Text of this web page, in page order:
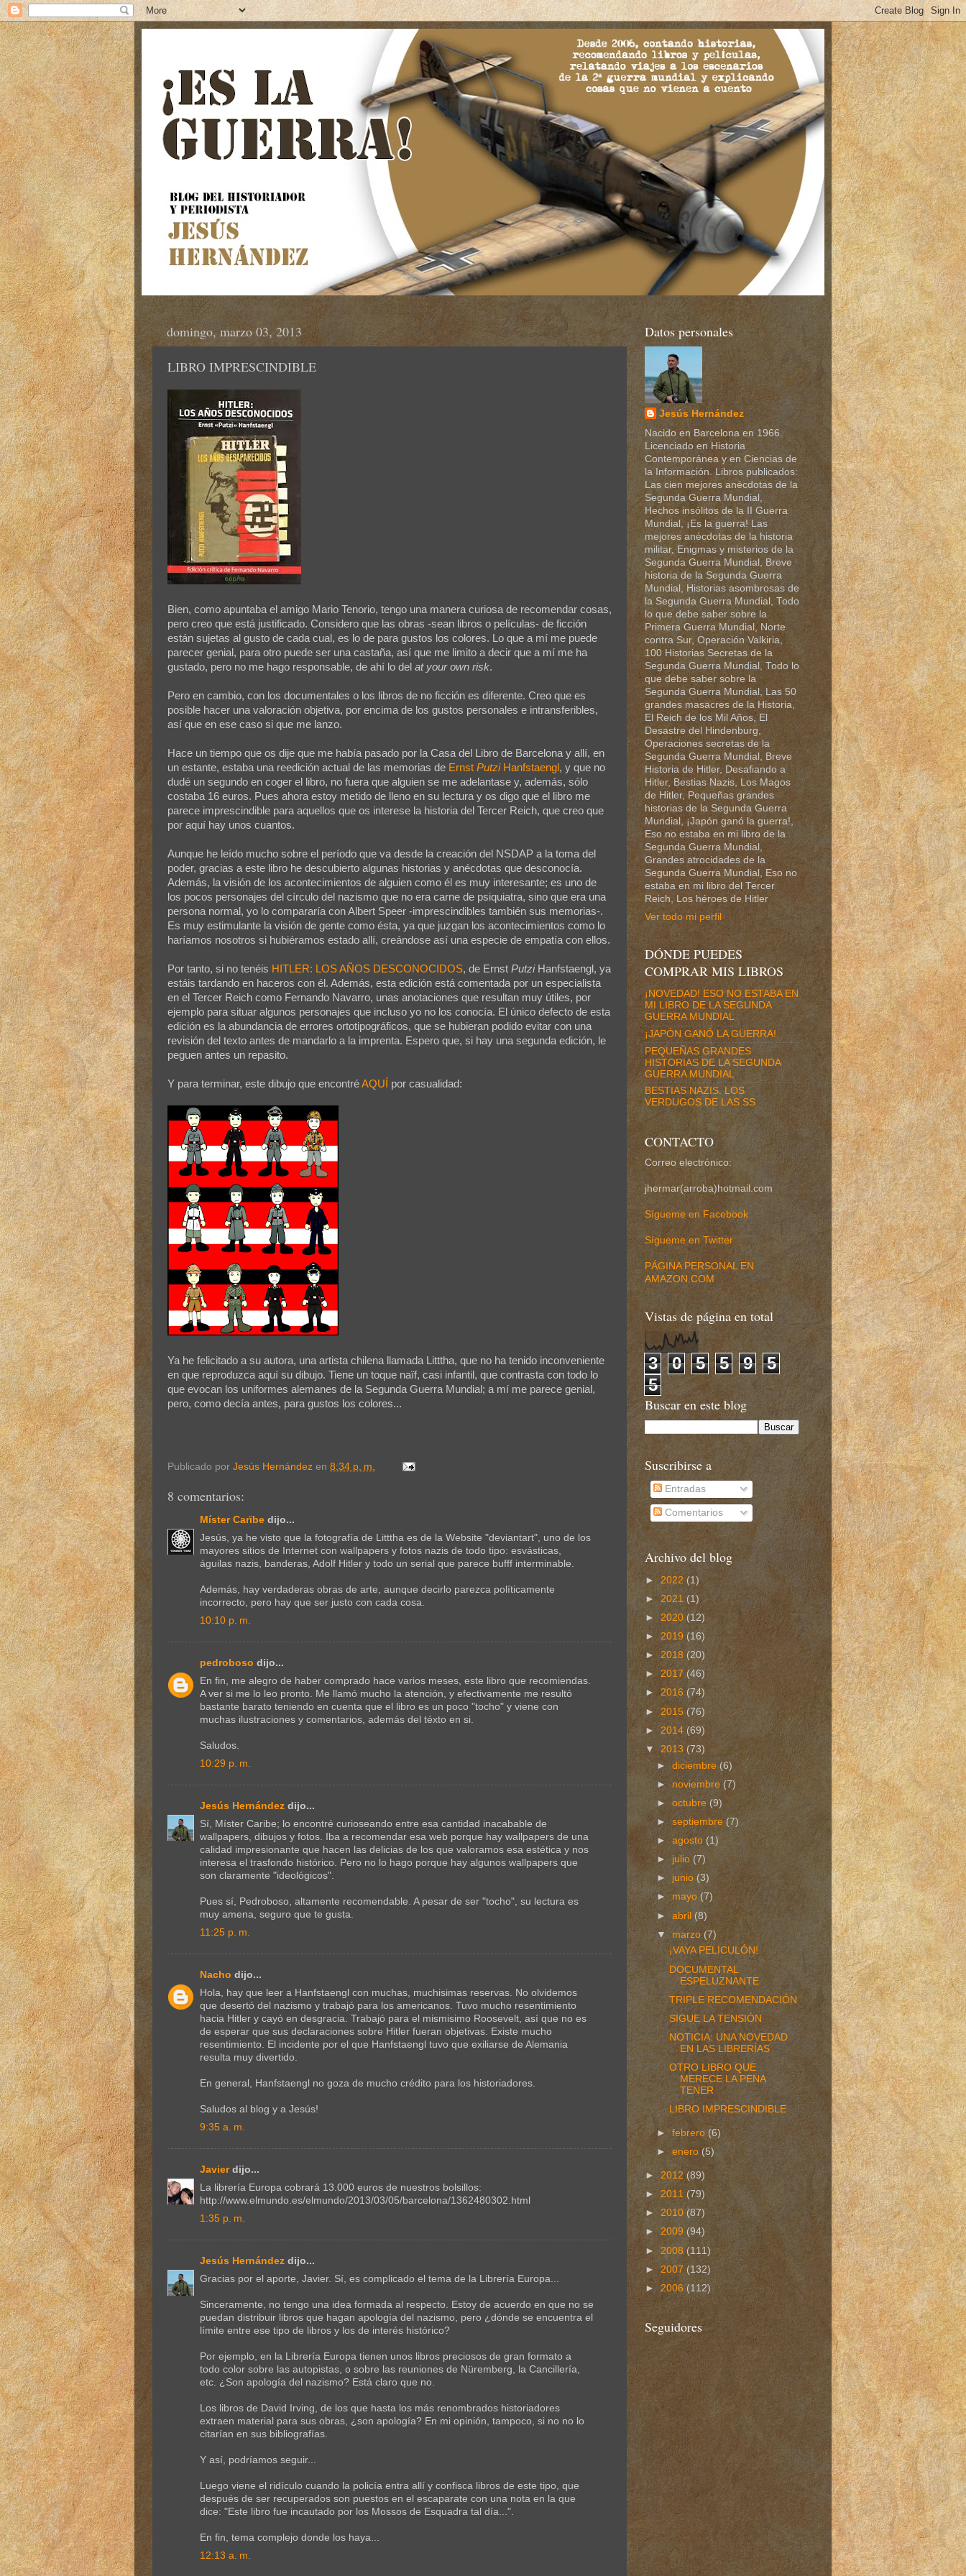
domingo, marzo 03, 2013
LIBRO IMPRESCINDIBLE
Bien, como apuntaba el amigo Mario Tenorio, tengo una manera curiosa de recomendar cosas,
pero creo que está justificado. Considero que las obras -sean libros o películas- de ficción
están sujetas al gusto de cada cual, es lo de para gustos los colores. Lo que a mí me puede
parecer genial, para otro puede ser una castaña, así que me limito a decir que a mí me ha
gustado, pero no me hago responsable, de ahí lo del at your own risk.
Pero en cambio, con los documentales o los libros de no ficción es diferente. Creo que es
posible hacer una valoración objetiva, por encima de los gustos personales e intransferibles,
así que en ese caso si que me lanzo.
Hace un tiempo que os dije que me había pasado por la Casa del Libro de Barcelona y allí, en
un estante, estaba una reedición actual de las memorias de Ernst PutziHanfstaengl , y que no
dudé un segundo en coger el libro, no fuera que alguien se me adelantase y, además, sólo
costaba 16 euros. Pues ahora estoy metido de lleno en su lectura y os digo que el libro me
parece imprescindible para aquellos que os interese la historia del Tercer Reich, que creo que
por aquí hay unos cuantos.
Aunque he leído mucho sobre el período que va desde la creación del NSDAP a la toma del
poder, gracias a este libro he descubierto algunas historias y anécdotas que desconocía.
Además, la visión de los acontecimientos de alguien como él es muy interesante; es uno de
los pocos personajes del círculo del nazismo que no era carne de psiquiatra, sino que era una
persona normal, yo lo compararía con Albert Speer -imprescindibles también sus memorias-.
Es muy estimulante la visión de gente como ésta, ya que juzgan los acontecimientos como lo
haríamos nosotros si hubiéramos estado allí, creándose así una especie de empatía con ellos.
Por tanto, si no tenéis HITLER: LOS AÑOS DESCONOCIDOS, de Ernst PutziHanfstaengl, ya
estáis tardando en haceros con él. Además, esta edición está comentada por un especialista
en el Tercer Reich como Fernando Navarro, unas anotaciones que resultan muy útiles, por
ejemplo para situar algunos personajes que incluso yo no los conocía. El único defecto de esta
edición es la abundancia de errores ortotipográficos, que se hubieran podido evitar con una
revisión del texto antes de mandarlo a la imprenta. Espero que, si hay una segunda edición, le
peguen antes un repasito.
Y para terminar, este dibujo que encontréAQUÍ por casualidad:
Ya he felicitado a su autora, una artista chilena llamada Litttha, que no ha tenido inconveniente
en que reproduzca aquí su dibujo. Tiene un toque naïf, casi infantil, que contrasta con todo lo
que evocan los uniformes alemanes de la Segunda Guerra Mundial; a mí me parece genial,
pero, como decía antes, para gustos los colores...
Publicado por Jesús Hernández en 8:34 p. m.
8 comentarios:
Míster Carïbe dijo...
Jesús, ya he visto que la fotografía de Litttha es de la Website "deviantart", uno de los
mayores sitios de Internet con wallpapers y fotos nazis de todo tipo: esvásticas,
águilas nazis, banderas, Adolf Hitler y todo un serial que parece bufff interminable.
Además, hay verdaderas obras de arte, aunque decirlo parezca políticamente
incorrecto, pero hay que ser justo con cada cosa.
10:10 p. m.
pedroboso dijo...
En fin, me alegro de haber comprado hace varios meses, este libro que recomiendas.
A ver si me lo leo pronto. Me llamó mucho la atención, y efectivamente me resultó
bastante barato teniendo en cuenta que el libro es un poco "tocho" y viene con
muchas ilustraciones y comentarios, además del téxto en si.
Saludos.
10:29 p. m.
Jesús Hernández dijo...
Sí, Míster Caribe; lo encontré curioseando entre esa cantidad inacabable de
wallpapers, dibujos y fotos. Iba a recomendar esa web porque hay wallpapers de una
calidad impresionante que hacen las delicias de los que valoramos esa estética y nos
interesa el trasfondo histórico. Pero no lo hago porque hay algunos wallpapers que
son claramente "ideológicos".
Pues sí, Pedroboso, altamente recomendable. A pesar de ser "tocho", su lectura es
muy amena, seguro que te gusta.
11:25 p. m.
Nacho dijo...
Hola, hay que leer a Hanfstaengl con muchas, muchisimas reservas. No olvidemos
que desertó del nazismo y trabajó para los americanos. Tuvo mucho resentimiento
hacia Hitler y cayó en desgracia. Trabajó para el mismisimo Roosevelt, así que no es
de esperar que sus declaraciones sobre Hitler fueran objetivas. Existe mucho
resentimiento. El incidente por el que Hanfstaengl tuvo que exiliarse de Alemania
resulta muy divertido.
En general, Hanfstaengl no goza de mucho crédito para los historiadores.
Saludos al blog y a Jesús!
9:35 a. m.
Javierdijo...
La librería Europa cobrará 13.000 euros de nuestros bolsillos:
http://www.elmundo.es/elmundo/2013/03/05/barcelona/1362480302.html
1:35 p. m.
Jesús Hernández dijo...
Gracias por el aporte, Javier. Sí, es complicado el tema de la Librería Europa...
Sinceramente, no tengo una idea formada al respecto. Estoy de acuerdo en que no se
puedan distribuir libros que hagan apología del nazismo, pero ¿dónde se encuentra el
límite entre ese tipo de libros y los de interés histórico?
Por ejemplo, en la Librería Europa tienen unos libros preciosos de gran formato a
todo color sobre las autopistas, o sobre las reuniones de Nüremberg, la Cancillería,
etc. ¿Son apología del nazismo? Está claro que no.
Los libros de David Irving, de los que hasta los más renombrados historiadores
extraen material para sus obras, ¿son apología? En mi opinión, tampoco, si no no lo
citarían en sus bibliografías.
Y así, podríamos seguir...
Luego viene el ridículo cuando la policía entra allí y confisca libros de este tipo, que
después de ser recuperados son puestos en el escaparate con una nota en la que
dice: "Este libro fue incautado por los Mossos de Esquadra tal día...".
En fin, tema complejo donde los haya...
12:13 a. m.
Datos personales
Jesús Hernández
Nacido en Barcelona en 1966.
Licenciado en Historia
Contemporánea y en Ciencias de
la Información. Libros publicados:
Las cien mejores anécdotas de la
Segunda Guerra Mundial,
Hechos insólitos de la II Guerra
Mundial, ¡Es la guerra! Las
mejores anécdotas de la historia
militar, Enigmas y misterios de la
Segunda Guerra Mundial, Breve
historia de la Segunda Guerra
Mundial, Historias asombrosas de
la Segunda Guerra Mundial, Todo
lo que debe saber sobre la
Primera Guerra Mundial, Norte
contra Sur, Operación Valkiria,
100 Historias Secretas de la
Segunda Guerra Mundial, Todo lo
que debe saber sobre la
Segunda Guerra Mundial, Las 50
grandes masacres de la Historia,
El Reich de los Mil Años, El
Desastre del Hindenburg,
Operaciones secretas de la
Segunda Guerra Mundial, Breve
Historia de Hitler, Desafiando a
Hitler, Bestias Nazis, Los Magos
de Hitler, Pequeñas grandes
historias de la Segunda Guerra
Mundial, ¡Japón ganó la guerra!,
Eso no estaba en mi libro de la
Segunda Guerra Mundial,
Grandes atrocidades de la
Segunda Guerra Mundial, Eso no
estaba en mi libro del Tercer
Reich, Los héroes de Hitler
Ver todo mi perfil
DÓNDE PUEDES
COMPRAR MIS LIBROS
¡NOVEDAD! ESO NO ESTABA EN
MI LIBRO DE LA SEGUNDA
GUERRA MUNDIAL
¡JAPÓN GANÓ LA GUERRA!
PEQUEÑAS GRANDES
HISTORIAS DE LA SEGUNDA
GUERRA MUNDIAL
BESTIAS NAZIS. LOS
VERDUGOS DE LAS SS
CONTACTO
Correo electrónico:
jhermar(arroba)hotmail.com
Sígueme en Facebook
Sígueme en Twitter
PÁGINA PERSONAL EN
AMAZON.COM
Vistas de página en total
3 0 5 5 9
5
5
Buscar en este blog
Suscribirse a
Entradas
Comentarios
Archivo del blog
► 2022 (1)
► 2021 (1)
► 2020 (12)
► 2019 (16)
►2018 (20)
►2017 (46)
►2016(74)
► 2015 (76)
► 2014 (69)
▼ 2013 (73)
►diciembre (6)
► noviembre (7)
►octubre(9)
►septiembre(7)
►agosto(1)
► julio (7)
► junio (3)
►mayo (7)
►abril (8)
▼marzo(7)
¡VAYA PELICULÓN!
DOCUMENTAL
ESPELUZNANTE
TRIPLE RECOMENDACIÓN
SIGUE LA TENSIÓN
NOTICIA: UNA NOVEDAD
EN LAS LIBRERÍAS
OTRO LIBRO QUE
MERECE LA PENA
TENER
LIBRO IMPRESCINDIBLE
►febrero (6)
►enero(5)
► 2012(89)
► 2011 (79)
► 2010(87)
► 2009 (94)
► 2008 (111)
►2007 (132)
►2006 (112)
Seguidores